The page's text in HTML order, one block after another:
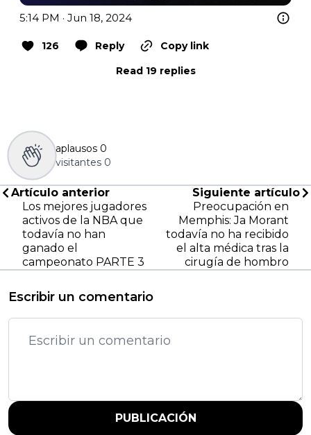
5:14 PM · Jun 18, 2024
126 Reply
Copy link
Read 19 replies
aplausos 0
visitantes 0
Artículo anterior
Los mejores jugadores
activos de la NBA que
todavía no han
ganado el
campeonato PARTE 3
Siguiente artículo
Preocupación en
Memphis: Ja Morant
todavía no ha recibido
el alta médica tras la
cirugía de hombro
Escribir un comentario
PUBLICACIÓN